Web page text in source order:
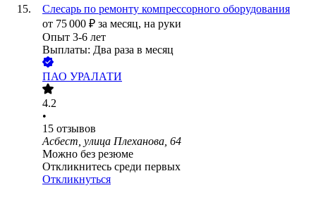
Слесарь по ремонту компрессорного оборудования
от 75 000 ₽ за месяц, на руки
Опыт 3-6 лет
Выплаты: Два раза в месяц
ПАО УРАЛАТИ
4.2
•
15 отзывов
Асбест, улица Плеханова, 64
Можно без резюме
Откликнитесь среди первых
Откликнуться